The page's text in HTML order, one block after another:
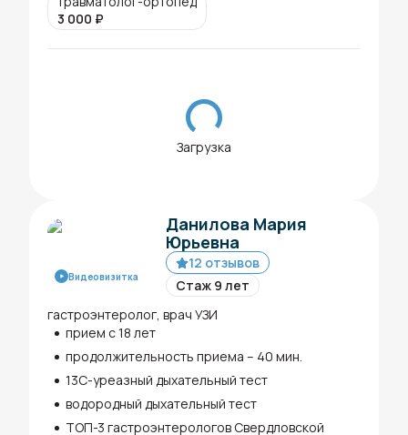
3 000 ₽
Загрузка
Видеовизитка
Данилова Мария
Юрьевна
12 отзывов
Стаж 9 лет
гастроэнтеролог, врач УЗИ
прием с 18 лет
продолжительность приема – 40 мин.
13С-уреазный дыхательный тест
водородный дыхательный тест
ТОП-3 гастроэнтерологов Свердловской